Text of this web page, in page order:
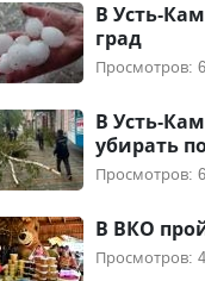
В Усть-
град
Просмотров:
В Усть-
убирать
Просмотров:
В ВКО
Просмотров: